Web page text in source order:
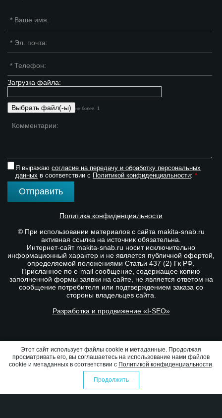
Сравнение
Загрузка файла:
не более: 1
Я выражаюсогласие на передачу и обработку персональных
данных в соответствии с Политикой конфиденциальности:*
Отправить
Политика конфиденциальности
© При использовании материалов с сайта makita-snab.ru
активная ссылка на источник обязательна.
Интернет-сайт makita-snab.ru носит исключительно
информационный характер и не является публичной офертой,
определяемой положениями Статьи 437 (2) Гк РФ.
Присланное по e-mail сообщение, содержащее копию
заполненной формы заявки на сайте, не является ответом на
сообщение потребителя или подтверждением заказа со
стороны владельцев сайта.
Разработка и продвижение «I-SEO»
Этот сайт использует файлы cookie и метаданные. Продолжая
просматривать его, вы соглашаетесь на использование нами файлов
cookie и метаданных в соответствии с Политикой конфиденциальности.
Продолжить